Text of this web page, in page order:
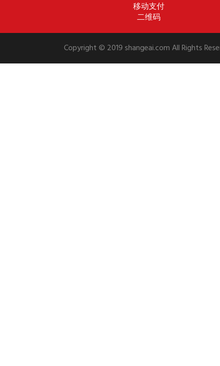
移动支付
二维码
Copyright © 2019 shangeai.com All Rights